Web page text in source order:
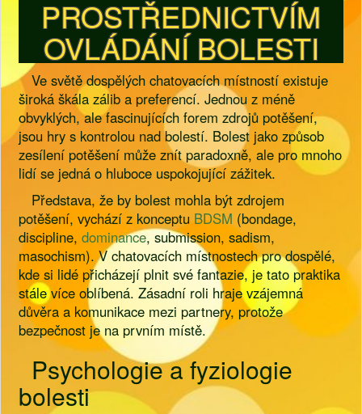
PROSTŘEDNICTVÍM
OVLÁDÁNÍ BOLESTI
Ve světě dospělých chatovacích místností existuje
široká škála zálib a preferencí. Jednou z méně
obvyklých, ale fascinujících forem zdrojů potěšení,
jsou hry s kontrolou nad bolestí. Bolest jako způsob
zesílení potěšení může znít paradoxně, ale pro mnoho
lidí se jedná o hluboce uspokojující zážitek.
Představa, že by bolest mohla být zdrojem
potěšení, vychází z konceptuBDSM (bondage,
discipline,dominance, submission, sadism,
masochism). V chatovacích místnostech pro dospělé,
kde si lidé přicházejí plnit své fantazie, je tato praktika
stále více oblíbená. Zásadní roli hraje vzájemná
důvěra a komunikace mezi partnery, protože
bezpečnost je na prvním místě.
Psychologie a fyziologie
bolesti